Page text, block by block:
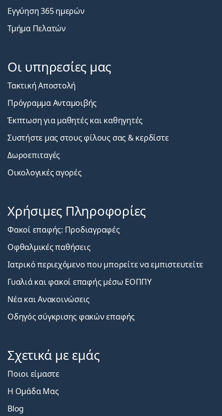
Εγγύηση 365 ημερών
Τμήμα Πελατών
Οι υπηρεσίες μας
Τακτική Αποστολή
Πρόγραμμα Ανταμοιβής
Έκπτωση για μαθητές και καθηγητές
Συστήστε μας στους φίλους σας & κερδίστε
Δωροεπιταγές
Οικολογικές αγορές
Χρήσιμες Πληροφορίες
Φακοί επαφής: Προδιαγραφές
Οφθαλμικές παθήσεις
Ιατρικό περιεχόμενο που μπορείτε να εμπιστευτείτε
Γυαλιά και φακοί επαφής μέσω ΕΟΠΠΥ
Νέα και Ανακοινώσεις
Οδηγός σύγκρισης φακών επαφής
Σχετικά με εμάς
Ποιοι είμαστε
Η Ομάδα Μας
Blog